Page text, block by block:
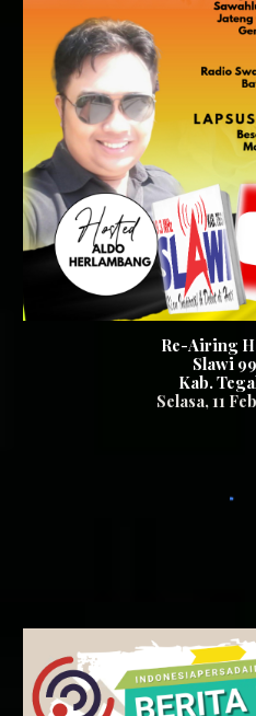
Re-Airing
Slawi
Kab.
Selasa, 11